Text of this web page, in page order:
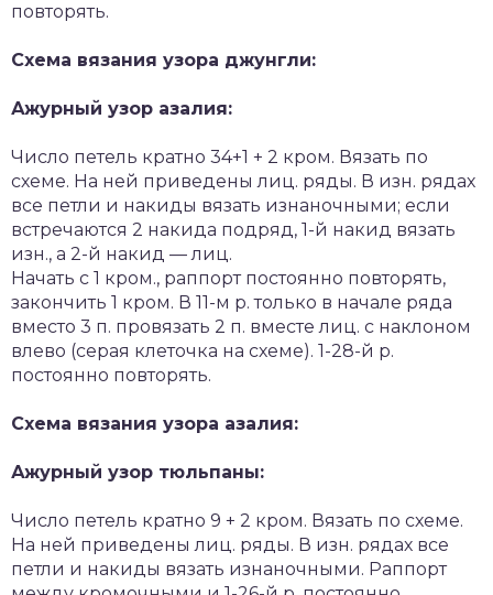
повторять.
Схема вязания узора джунгли:
Ажурный узор азалия:
Число петель кратно 34+1 + 2 кром. Вязать по
схеме. На ней приведены лиц. ряды. В изн. рядах
все петли и накиды вязать изнаночными; если
встречаются 2 накида подряд, 1-й накид вязать
изн., а 2-й накид — лиц.
Начать с 1 кром., раппорт постоянно повторять,
закончить 1 кром. В 11-м р. только в начале ряда
вместо 3 п. провязать 2 п. вместе лиц. с наклоном
влево (серая клеточка на схеме). 1-28-й р.
постоянно повторять.
Схема вязания узора азалия:
Ажурный узор тюльпаны:
Число петель кратно 9 + 2 кром. Вязать по схеме.
На ней приведены лиц. ряды. В изн. рядах все
петли и накиды вязать изнаночными. Раппорт